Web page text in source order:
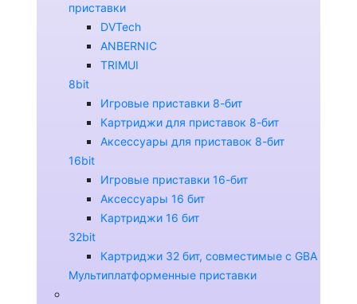
приставки
DVTech
ANBERNIC
TRIMUI
8bit
Игровые приставки 8-бит
Картриджи для приставок 8-бит
Аксессуары для приставок 8-бит
16bit
Игровые приставки 16-бит
Аксессуары 16 бит
Картриджи 16 бит
32bit
Картриджи 32 бит, совместимые с GBA
Мультиплатформенные приставки